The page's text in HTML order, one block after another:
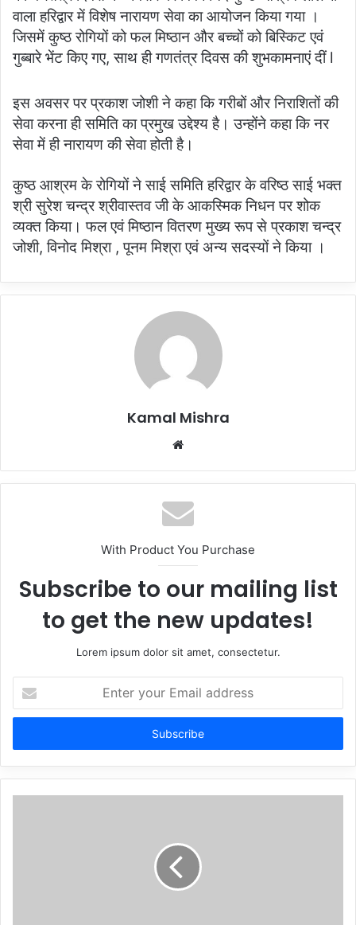
वाला हरिद्वार में विशेष नारायण सेवा का आयोजन किया गया ।
जिसमें कुष्ठ रोगियों को फल मिष्ठान और बच्चों को बिस्किट एवं
गुब्बारे भेंट किए गए, साथ ही गणतंत्र दिवस की शुभकामनाएं दीं l
इस अवसर पर प्रकाश जोशी ने कहा कि गरीबों और निराशितों की
सेवा करना ही समिति का प्रमुख उद्देश्य है। उन्होंने कहा कि नर
सेवा में ही नारायण की सेवा होती है।
कुष्ठ आश्रम के रोगियों ने साई समिति हरिद्वार के वरिष्ठ साई भक्त
श्री सुरेश चन्द्र श्रीवास्तव जी के आकस्मिक निधन पर शोक
व्यक्त किया। फल एवं मिष्ठान वितरण मुख्य रूप से प्रकाश चन्द्र
जोशी, विनोद मिश्रा , पूनम मिश्रा एवं अन्य सदस्यों ने किया ।
Kamal Mishra
Website
With Product You Purchase
Subscribe to our mailing list
to get the new updates!
Lorem ipsum dolor sit amet, consectetur.
your
Email